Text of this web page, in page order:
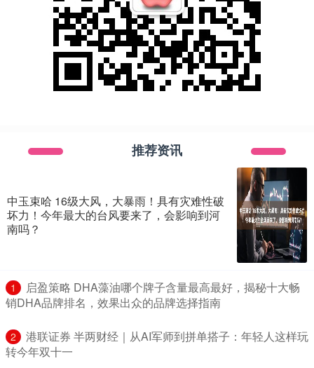
推荐资讯
中玉束哈 16级大风，大暴雨！具有灾难性破
坏力！今年最大的台风要来了，会影响到河
南吗？
1
​启盈策略 DHA藻油哪个牌子含量最高最好，揭秘十大畅
销DHA品牌排名，效果出众的品牌选择指南
2
​港联证券 半两财经｜从AI军师到拼单搭子：年轻人这样玩
转今年双十一